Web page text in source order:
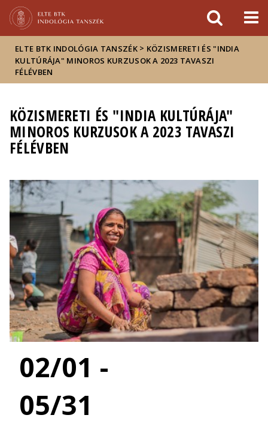
sajtóban
ELTE BTK INDOLÓGIA TANSZÉK > KÖZISMERETI ÉS "INDIA
KULTÚRÁJA" MINOROS KURZUSOK A 2023 TAVASZI
FÉLÉVBEN
KÖZISMERETI ÉS "INDIA KULTÚRÁJA"
MINOROS KURZUSOK A 2023 TAVASZI
FÉLÉVBEN
02/01 -
05/31